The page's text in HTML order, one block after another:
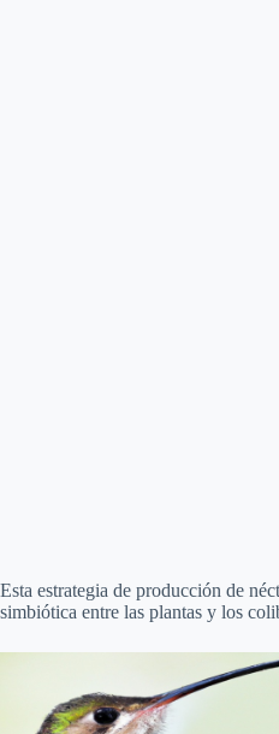
Esta estrategia de producción de
simbiótica entre las plantas y los